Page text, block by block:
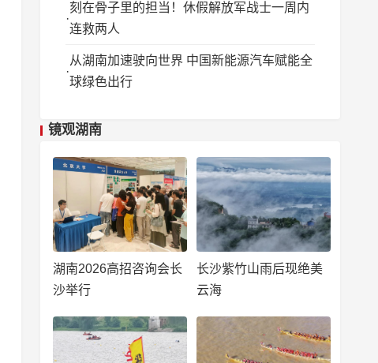
刻在骨子里的担当！休假解放军战士一周内
连救两人
从湖南加速驶向世界 中国新能源汽车赋能全
球绿色出行
镜观湖南
湖南2026高招咨询会长
沙举行
长沙紫竹山雨后现绝美
云海